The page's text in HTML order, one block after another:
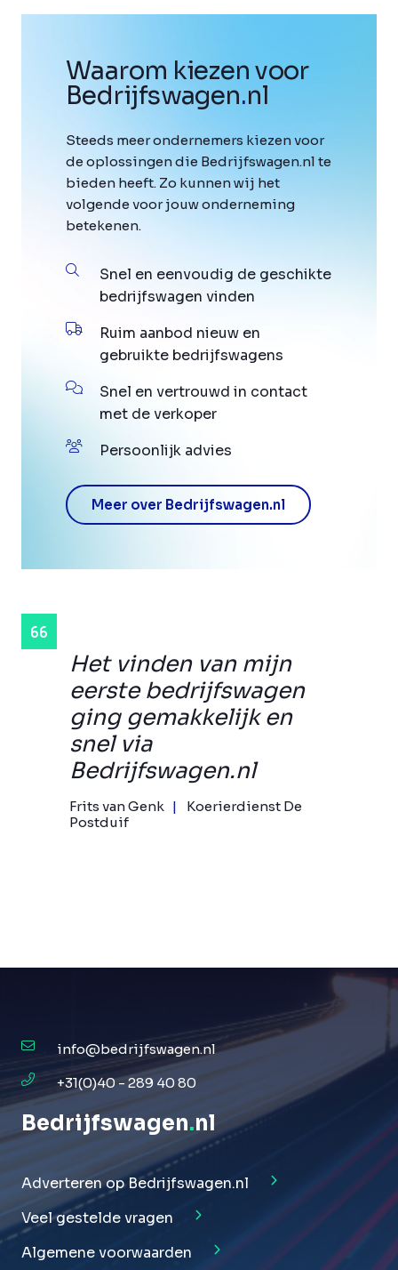
Het vinden van mijn
eerste bedrijfswagen
ging gemakkelijk en
snel via
Bedrijfswagen.nl
Frits van Genk
Koerierdienst De
Postduif
Waarom kiezen voor
Bedrijfswagen.nl
Steeds meer ondernemers kiezen voor
de oplossingen die Bedrijfswagen.nl te
bieden heeft. Zo kunnen wij het
volgende voor jouw onderneming
betekenen.
Snel en eenvoudig de geschikte
bedrijfswagen vinden
Ruim aanbod nieuw en
gebruikte bedrijfswagens
Snel en vertrouwd in contact
met de verkoper
Persoonlijk advies
Meer over Bedrijfswagen.nl
info@bedrijfswagen.nl
+31(0)40 - 289 40 80
Bedrijfswagen.nl
Adverteren op Bedrijfswagen.nl
Veel gestelde vragen
Algemene voorwaarden